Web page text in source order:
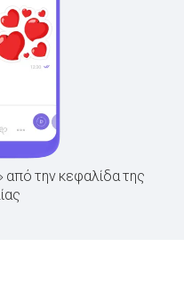
από την κεφαλίδα της